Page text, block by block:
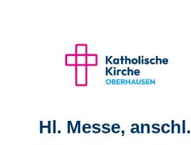
Hl. Messe, anschl.